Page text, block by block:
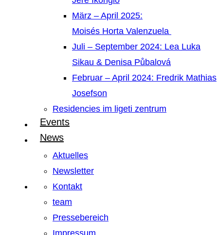
März – April 2025:
Moisés Horta Valenzuela
Juli – September 2024: Lea Luka
Sikau & Denisa Půbalová
Februar – April 2024: Fredrik Mathias
Josefson
Residencies im ligeti zentrum
Events
News
Aktuelles
Newsletter
Kontakt
team
Pressebereich
Impressum